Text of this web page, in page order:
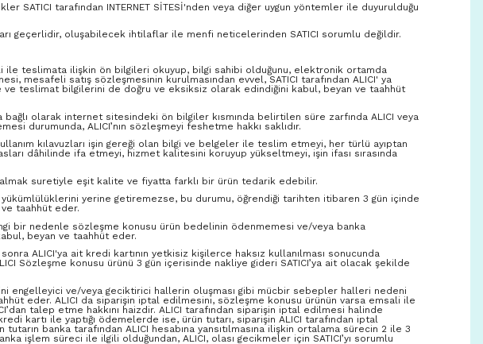
SATICI tarafından INTERNET SİTESİ'nden veya diğer uygun yöntemler ile duyurulduğu
geçerlidir, oluşabilecek ihtilaflar ile menfi neticelerinden SATICI sorumlu değildir.
ile teslimata ilişkin ön bilgileri okuyup, bilgi sahibi olduğunu, elektronik ortamda
mesafeli satış sözleşmesinin kurulmasından evvel, SATICI tarafından ALICI' ya
teslimat bilgilerini de doğru ve eksiksiz olarak edindiğini kabul, beyan ve taahhüt
olarak internet sitesindeki ön bilgiler kısmında belirtilen süre zarfında ALICI veya
durumunda, ALICI’nın sözleşmeyi feshetme hakkı saklıdır.
kılavuzları işin gereği olan bilgi ve belgeler ile teslim etmeyi, her türlü ayıptan
dâhilinde ifa etmeyi, hizmet kalitesini koruyup yükseltmeyi, işin ifası sırasında
almak suretiyle eşit kalite ve fiyatta farklı bir ürün tedarik edebilir.
yerine getiremezse, bu durumu, öğrendiği tarihten itibaren 3 gün içinde
taahhüt eder.
bir nedenle sözleşme konusu ürün bedelinin ödenmemesi ve/veya banka
beyan ve taahhüt eder.
ALICI'ya ait kredi kartının yetkisiz kişilerce haksız kullanılması sonucunda
Sözleşme konusu ürünü 3 gün içerisinde nakliye gideri SATICI’ya ait olacak şekilde
engelleyici ve/veya geciktirici hallerin oluşması gibi mücbir sebepler halleri nedeni
eder. ALICI da siparişin iptal edilmesini, sözleşme konusu ürünün varsa emsali ile
talep etme hakkını haizdir. ALICI tarafından siparişin iptal edilmesi halinde
kartı ile yaptığı ödemelerde ise, ürün tutarı, siparişin ALICI tarafından iptal
banka tarafından ALICI hesabına yansıtılmasına ilişkin ortalama sürecin 2 ile 3
işlem süreci ile ilgili olduğundan, ALICI, olası gecikmeler için SATICI’yı sorumlu